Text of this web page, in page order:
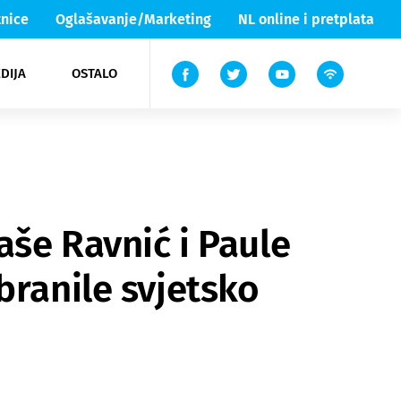
Oglašavanje/Marketing NL online i pretplata
OSTALO
Lika & Senj
TV
Ravnić i Paule
svjetsko